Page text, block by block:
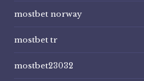
mostbet norway
mostbet tr
mostbet23032